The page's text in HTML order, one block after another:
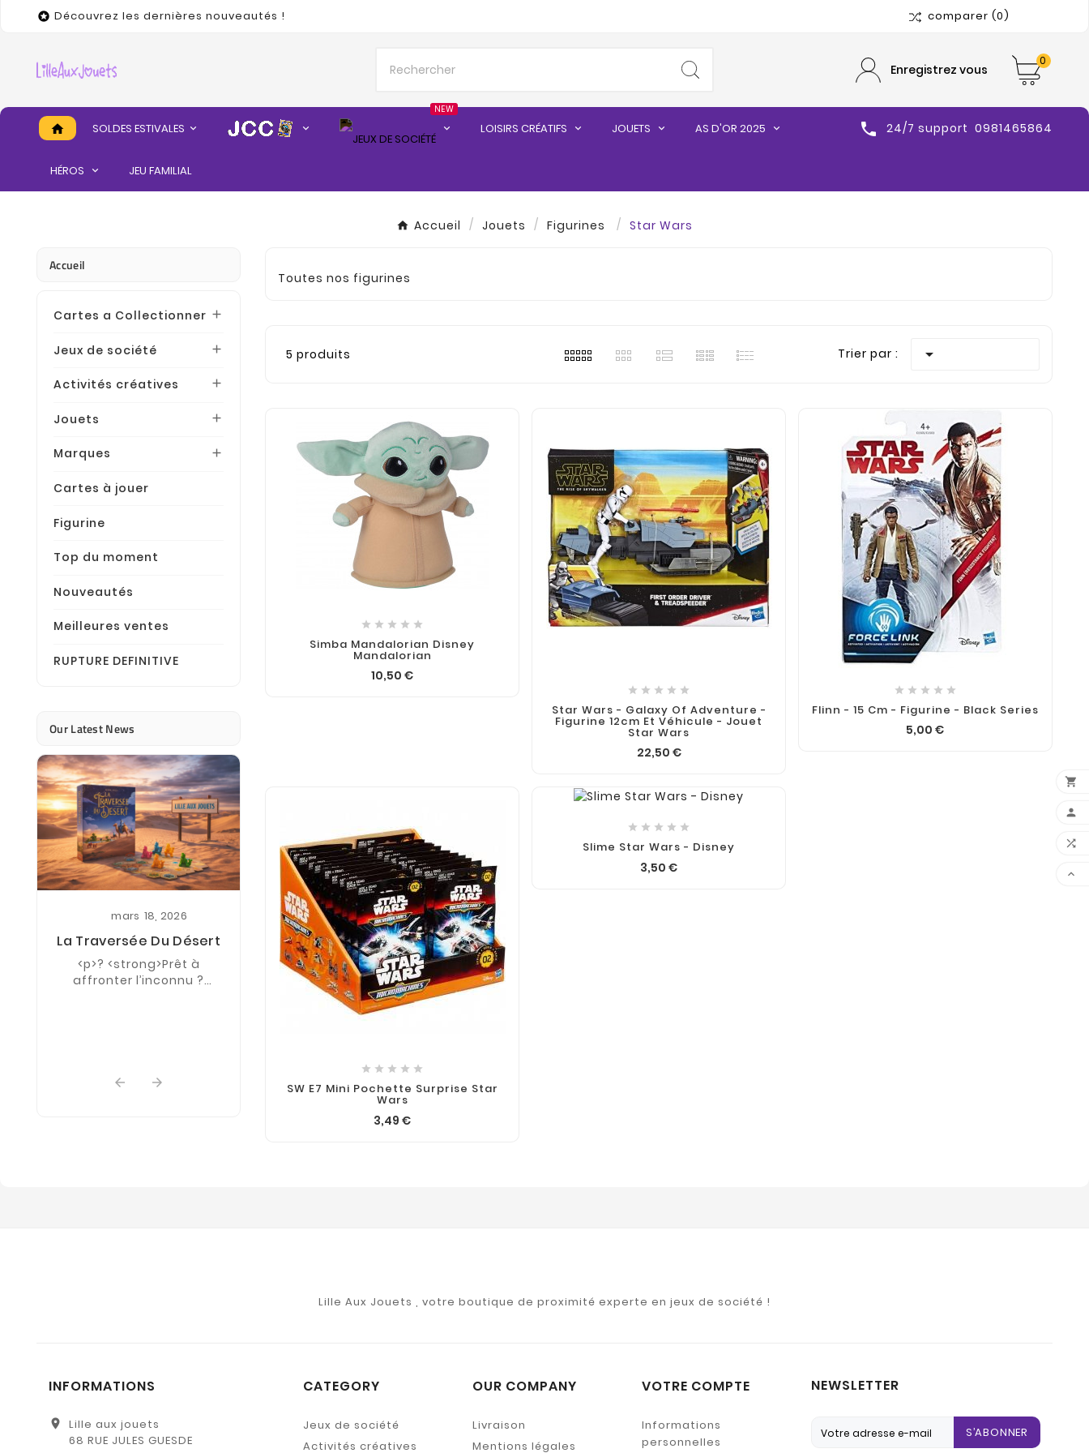
 Découvrez les dernières nouveautés ! comparer (0)
Enregistrez vous
0
home SOLDES ESTIVALES
NEW
LOISIRS CRÉATIFS JOUETS AS D'OR 2025
HÉROS JEU FAMILIAL
 24/7 support 0981465864
Accueil Jouets Figurines Star Wars
Accueil
Cartes a Collectionner 
Jeux de société 
Activités créatives 
Jouets 
Marques 
Cartes à jouer
Figurine
Top du moment
Nouveautés
Meilleures ventes
RUPTURE DEFINITIVE
Our Latest News
mars 18, 2026
La Traversée Du Désert
<p>? <strong>Prêt à
affronter l’inconnu ?
juin 27,2025
Offre Mini Games En
Boutique
-25% pour le second + -50%
pour le 3ème jeu acheté !
univers immersifs, les
 
Toutes nos figurines
5 produits Trier par : 

    
Simba Mandalorian Disney
Mandalorian
10,50 €
    
Star Wars - Galaxy Of Adventure -
Figurine 12cm Et Véhicule - Jouet
Star Wars
22,50 €
    
Flinn - 15 Cm - Figurine - Black Series
5,00 €
    
SW E7 Mini Pochette Surprise Star
Wars
3,49 €
    
Slime Star Wars - Disney
3,50 €
Lille Aux Jouets , votre boutique de proximité experte en jeux de société !
INFORMATIONS
location_on
Lille aux jouets
68 RUE JULES GUESDE
CATEGORY
Jeux de société
Activités créatives
OUR COMPANY
Livraison
Mentions légales
VOTRE COMPTE
Informations
personnelles
NEWSLETTER
S’ABONNER



